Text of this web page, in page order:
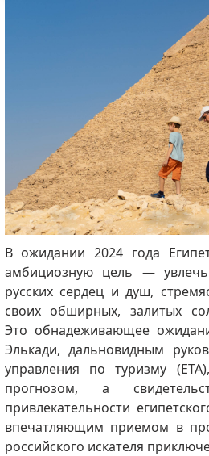
В ожидании 2024 года
амбициозную цель —
русских сердец и душ,
своих обширных, залитых
Это обнадеживающее
Элькади, дальновидным
управления по туризму
прогнозом, а
привлекательности
впечатляющим приемом в
российского искателя